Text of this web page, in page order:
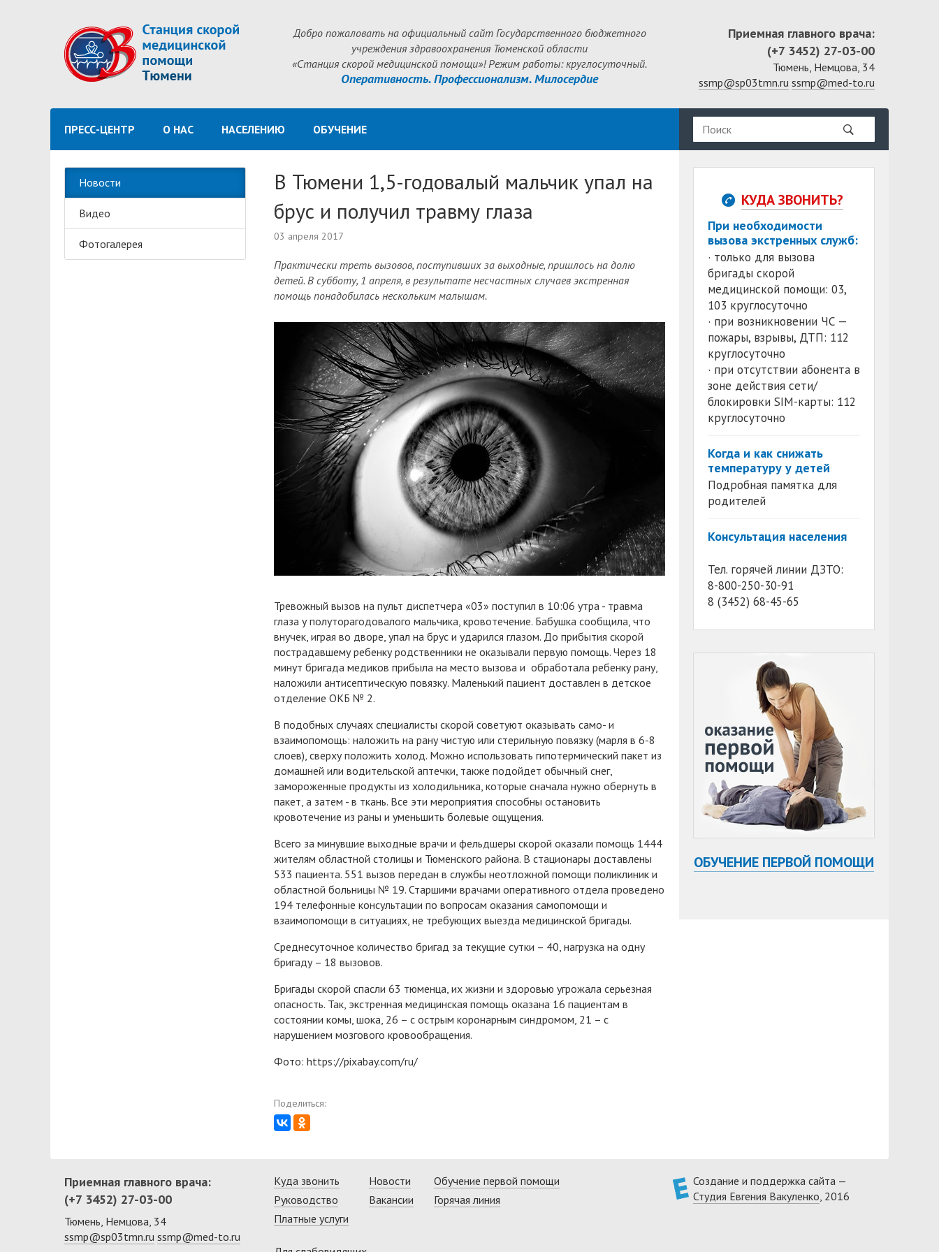
Добро пожаловать на официальный сайт Государственного бюджетного
учреждения здравоохранения Тюменской области
«Станция скорой медицинской помощи»! Режим работы: круглосуточный.
Оперативность. Профессионализм. Милосердие
Приемная главного врача:
(+7 3452) 27-03-00
Тюмень, Немцова, 34
ssmp@sp03tmn.ru ssmp@med-to.ru
ПРЕСС-ЦЕНТР О НАС НАСЕЛЕНИЮ ОБУЧЕНИЕ
Новости
Видео
Фотогалерея
В Тюмени 1,5-годовалый мальчик упал на
брус и получил травму глаза
03 апреля 2017
Практически треть вызовов, поступивших за выходные, пришлось на долю
детей. В субботу, 1 апреля, в результате несчастных случаев экстренная
помощь понадобилась нескольким малышам.
Тревожный вызов на пульт диспетчера «03» поступил в 10:06 утра - травма
глаза у полуторагодовалого мальчика, кровотечение. Бабушка сообщила, что
внучек, играя во дворе, упал на брус и ударился глазом. До прибытия скорой
пострадавшему ребенку родственники не оказывали первую помощь. Через 18
минут бригада медиков прибыла на место вызова и обработала ребенку рану,
наложили антисептическую повязку. Маленький пациент доставлен в детское
отделение ОКБ № 2.
В подобных случаях специалисты скорой советуют оказывать само- и
взаимопомощь: наложить на рану чистую или стерильную повязку (марля в 6-8
слоев), сверху положить холод. Можно использовать гипотермический пакет из
домашней или водительской аптечки, также подойдет обычный снег,
замороженные продукты из холодильника, которые сначала нужно обернуть в
пакет, а затем - в ткань. Все эти мероприятия способны остановить
кровотечение из раны и уменьшить болевые ощущения.
Всего за минувшие выходные врачи и фельдшеры скорой оказали помощь 1444
жителям областной столицы и Тюменского района. В стационары доставлены
533 пациента. 551 вызов передан в службы неотложной помощи поликлиник и
областной больницы № 19. Старшими врачами оперативного отдела проведено
194 телефонные консультации по вопросам оказания самопомощи и
взаимопомощи в ситуациях, не требующих выезда медицинской бригады.
Среднесуточное количество бригад за текущие сутки – 40, нагрузка на одну
бригаду – 18 вызовов.
Бригады скорой спасли 63 тюменца, их жизни и здоровью угрожала серьезная
опасность. Так, экстренная медицинская помощь оказана 16 пациентам в
состоянии комы, шока, 26 – с острым коронарным синдромом, 21 – с
нарушением мозгового кровообращения.
Фото: https://pixabay.com/ru/
Поделиться:
КУДА ЗВОНИТЬ?
При необходимости
вызова экстренных служб:
· только для вызова
бригады скорой
медицинской помощи: 03,
103 круглосуточно
· при возникновении ЧС —
пожары, взрывы, ДТП: 112
круглосуточно
· при отсутствии абонента в
зоне действия сети/
блокировки SIM-карты: 112
круглосуточно
Когда и как снижать
температуру у детей
Подробная памятка для
родителей
Консультация населения
Тел. горячей линии ДЗТО:
8-800-250-30-91
8 (3452) 68-45-65
ОБУЧЕНИЕ ПЕРВОЙ ПОМОЩИ
Приемная главного врача:
(+7 3452) 27-03-00
Тюмень, Немцова, 34
ssmp@sp03tmn.ru ssmp@med-to.ru
Куда звонить
Руководство
Платные услуги
Новости
Вакансии
Обучение первой помощи
Горячая линия
Создание и поддержка сайта —
Студия Евгения Вакуленко, 2016